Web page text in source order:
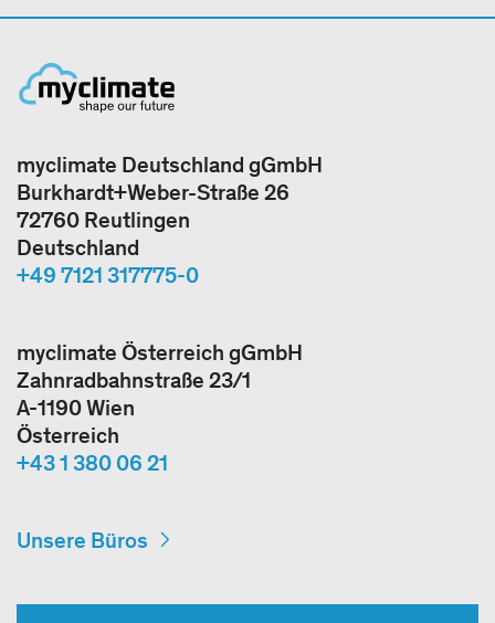
myclimate Deutschland gGmbH
Burkhardt+Weber-Straße 26
72760 Reutlingen
Deutschland
+49 7121 317775-0
myclimate Österreich gGmbH
Zahnradbahnstraße 23/1
A-1190 Wien
Österreich
+43 1 380 06 21
Unsere Büros